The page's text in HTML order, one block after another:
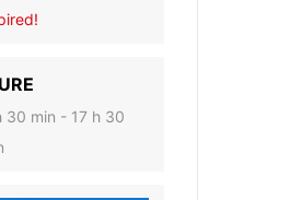
30 min - 17 h 30